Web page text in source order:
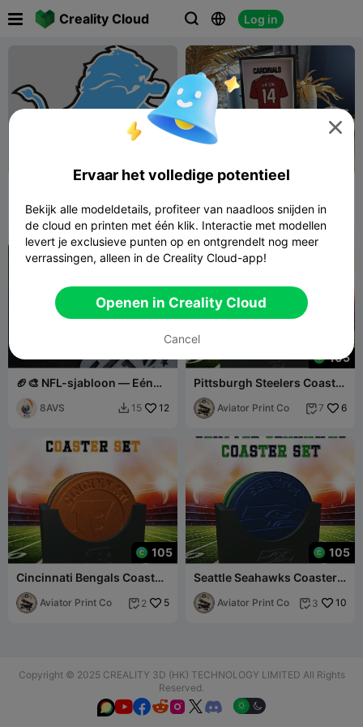
Creality Cloud   Log in
 
printenRulman00 9 6
Arizona Cardinals Michael
Jessie_3d_art 
🏈🎨 NFL-sjabloon — Eén
ontwerp, eindeloze ideeën
voor Game Day! 🎂✨
8AVS  15 12
105
Pittsburgh Steelers Coaster
Set (NFL)
Aviator Print Co  7 6
105
Cincinnati Bengals Coaster
Set (NFL)
Aviator Print Co  2 5
105
Seattle Seahawks Coaster
Set (NFL)
Aviator Print Co  3 10
Copyright © 2025 CREALITY 3D (HK) TECHNOLOGY LIMITED All Rights
Reserved.
  

Ervaar het volledige potentieel
Bekijk alle modeldetails, profiteer van naadloos snijden in
de cloud en printen met één klik. Interactie met modellen
levert je exclusieve punten op en ontgrendelt nog meer
verrassingen, alleen in de Creality Cloud-app!
Openen in Creality Cloud
Cancel